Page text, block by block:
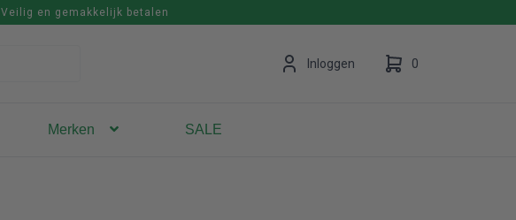
Veilig en gemakkelijk betalen
Inloggen 0
Merken SALE